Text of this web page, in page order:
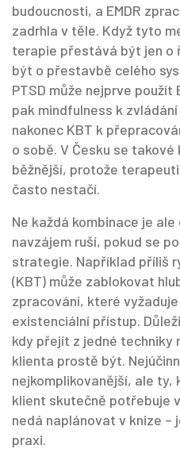
budoucnosti, a EMDR
zadrhla v těle. Když tyto
terapie přestává být jen o
být o přestavbě celého
PTSD může nejprve použít
pak mindfulness k
nakonec KBT k
o sobě. V Česku se
běžnější, protože
často nestačí.
Ne každá kombinace je
navzájem ruší, pokud se
strategie. Například příliš
(KBT) může zablokovat
zpracování, které
existenciální přístup.
kdy přejít z jedné techniky
klienta prostě být.
nejkomplikovanější, ale
klient skutečně potřebuje
nedá naplánovat v knize –
praxi.